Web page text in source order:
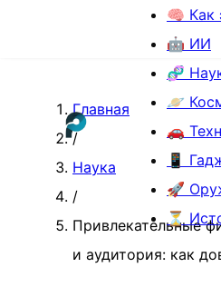
🧠 Как
🤖 ИИ
🧬
🪐
🚗
📱
🚀
⏳
Главная
/
Наука
/
Привлекательные
и аудитория: как